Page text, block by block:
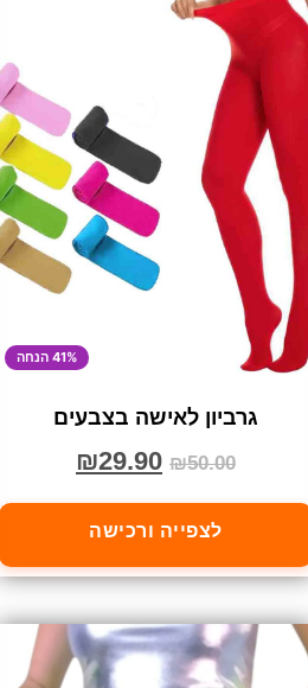
41% הנחה
גרביון לאישה בצבעים
₪50.00
₪29.90
לצפייה ורכישה